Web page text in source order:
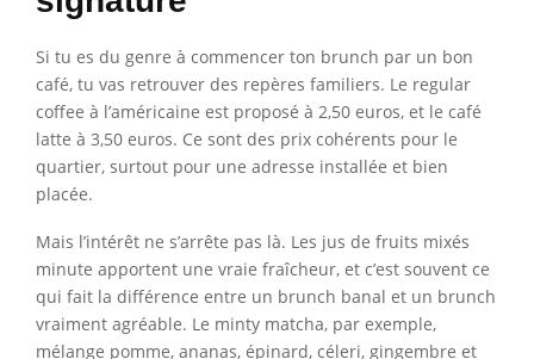
Si tu es du genre à commencer ton brunch par un bon
café, tu vas retrouver des repères familiers. Le regular
coffee à l’américaine est proposé à 2,50 euros, et le café
latte à 3,50 euros. Ce sont des prix cohérents pour le
quartier, surtout pour une adresse installée et bien
placée.
Mais l’intérêt ne s’arrête pas là. Les jus de fruits mixés
minute apportent une vraie fraîcheur, et c’est souvent ce
qui fait la différence entre un brunch banal et un brunch
vraiment agréable. Le minty matcha, par exemple,
mélange pomme, ananas, épinard, céleri, gingembre et